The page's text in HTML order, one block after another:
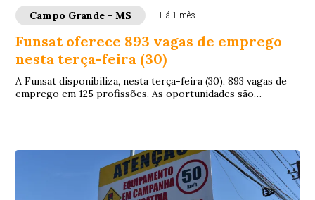
Campo Grande - MS Há 1 mês
Funsat oferece 893 vagas de emprego
nesta terça-feira (30)
A Funsat disponibiliza, nesta terça-feira (30), 893 vagas de
emprego em 125 profissões. As oportunidades são